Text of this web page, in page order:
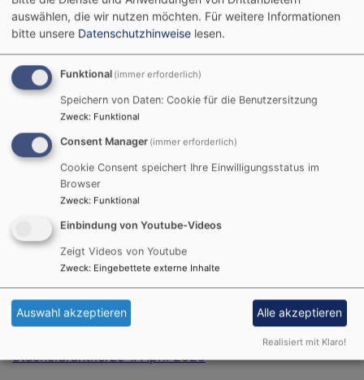
Stacheldrahtkerze 15. Oktober 2025
Stacheldrahtkerze 1. Oktober 2025
Stacheldrahtkerze 15. September 2025
Stacheldrahtkerze 1. September 2025
Stacheldrahtkerze 15. August 2025
Stacheldrahtkerze 1. August 2025
Stacheldrahtkerze 15. Juli 2025
Stacheldrahtkerze 1. Juli 2025
Stacheldrahtkerze 1. Juni 2025
Stacheldrahtkerze 1. Mai 2025
Stacheldrahtkerze 1. April 2025
auswählen, die wir nutzen möchten. Für weitere Informationen
bitte unsere Datenschutzhinweise lesen.
Funktional (immer erforderlich)
Speichern von Daten: Cookie für die Benutzersitzung
Zweck: Funktional
Consent Manager (immer erforderlich)
Cookie Consent speichert Ihre Einwilligungsstatus im
Browser
Zweck: Funktional
Einbindung von Youtube-Videos
Zeigt Videos von Youtube
Zweck: Eingebettete externe Inhalte
Auswahl akzeptieren Alle akzeptieren
Realisiert mit Klaro!